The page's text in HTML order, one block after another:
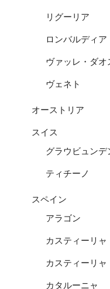
リグーリア
ロンバルディア
ヴァッレ・ダオ
ヴェネト
オーストリア
スイス
グラウビュンデ
ティチーノ
スペイン
アラゴン
カスティーリャ
カスティーリャ
カタルーニャ